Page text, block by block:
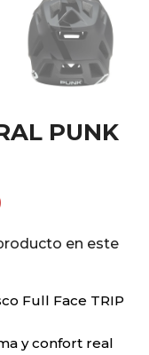
PUNK
en este
Full Face TRIP
y confort real